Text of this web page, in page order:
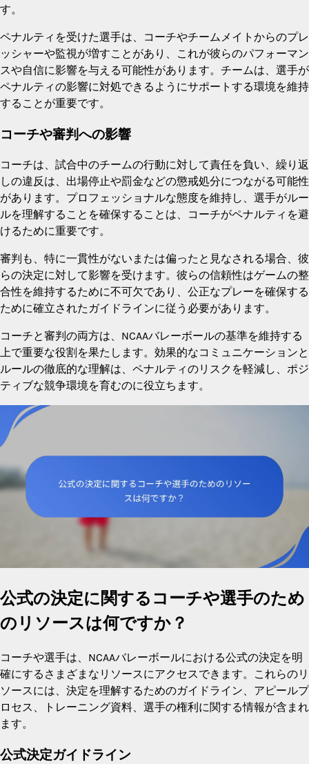
す。
ペナルティを受けた選手は、コーチやチームメイトからのプレ
ッシャーや監視が増すことがあり、これが彼らのパフォーマン
スや自信に影響を与える可能性があります。チームは、選手が
ペナルティの影響に対処できるようにサポートする環境を維持
することが重要です。
コーチや審判への影響
コーチは、試合中のチームの行動に対して責任を負い、繰り返
しの違反は、出場停止や罰金などの懲戒処分につながる可能性
があります。プロフェッショナルな態度を維持し、選手がルー
ルを理解することを確保することは、コーチがペナルティを避
けるために重要です。
審判も、特に一貫性がないまたは偏ったと見なされる場合、彼
らの決定に対して影響を受けます。彼らの信頼性はゲームの整
合性を維持するために不可欠であり、公正なプレーを確保する
ために確立されたガイドラインに従う必要があります。
コーチと審判の両方は、NCAAバレーボールの基準を維持する
上で重要な役割を果たします。効果的なコミュニケーションと
ルールの徹底的な理解は、ペナルティのリスクを軽減し、ポジ
ティブな競争環境を育むのに役立ちます。
公式の決定に関するコーチや選手のため
のリソースは何ですか？
コーチや選手は、NCAAバレーボールにおける公式の決定を明
確にするさまざまなリソースにアクセスできます。これらのリ
ソースには、決定を理解するためのガイドライン、アピールプ
ロセス、トレーニング資料、選手の権利に関する情報が含まれ
ます。
公式決定ガイドライン